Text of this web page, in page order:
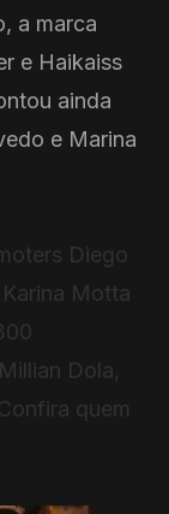
a marca
e Haikaiss
ainda
e Marina
Diego
Motta
Dola,
quem